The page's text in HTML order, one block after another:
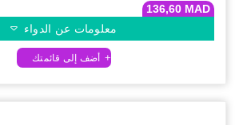
136,60 MAD
معلومات عن الدواء